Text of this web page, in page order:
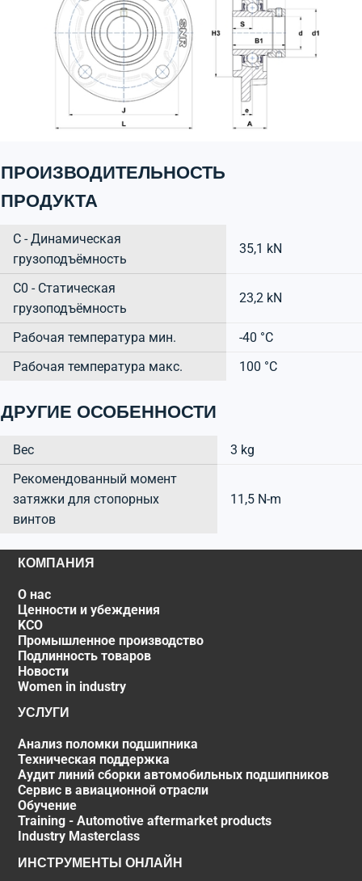
ПРОИЗВОДИТЕЛЬНОСТЬ
ПРОДУКТА
C - Динамическая
грузоподъёмность
35,1 kN
C0 - Статическая
грузоподъёмность
23,2 kN
Рабочая температура мин.
-40 °C
Рабочая температура макс.
100 °C
ДРУГИЕ ОСОБЕННОСТИ
Вес
3 kg
Рекомендованный момент
затяжки для стопорных
винтов
11,5 N-m
КОМПАНИЯ
О нас
Ценности и убеждения
KCO
Промышленное производство
Подлинность товаров
Новости
Women in industry
УСЛУГИ
Анализ поломки подшипника
Техническая поддержка
Аудит линий сборки автомобильных подшипников
Сервис в авиационной отрасли
Обучение
Training - Automotive aftermarket products
Industry Masterclass
ИНСТРУМЕНТЫ ОНЛАЙН